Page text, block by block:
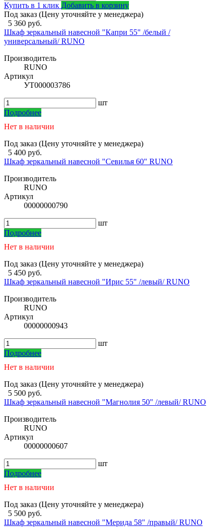
Купить в 1 клик Добавить в корзину
Под заказ (Цену уточняйте у менеджера)
5 360 руб.
Шкаф зеркальный навесной "Капри 55" /белый /
универсальный/ RUNO
Производитель
RUNO
Артикул
УТ000003786
шт
Подробнее
Нет в наличии
Под заказ (Цену уточняйте у менеджера)
5 400 руб.
Шкаф зеркальный навесной "Севилья 60" RUNO
Производитель
RUNO
Артикул
00000000790
шт
Подробнее
Нет в наличии
Под заказ (Цену уточняйте у менеджера)
5 450 руб.
Шкаф зеркальный навесной "Ирис 55" /левый/ RUNO
Производитель
RUNO
Артикул
00000000943
шт
Подробнее
Нет в наличии
Под заказ (Цену уточняйте у менеджера)
5 500 руб.
Шкаф зеркальный навесной "Магнолия 50" /левый/ RUNO
Производитель
RUNO
Артикул
00000000607
шт
Подробнее
Нет в наличии
Под заказ (Цену уточняйте у менеджера)
5 500 руб.
Шкаф зеркальный навесной "Мерида 58" /правый/ RUNO